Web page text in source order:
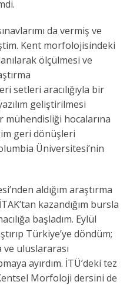
da vermiş ve
Kent morfolojisindeki
ölçülmesi ve
setleri aracılığıyla bir
geliştirilmesi
hocalarına
geri dönüşleri
Üniversitesi’nin
aldığım araştırma
kazandığım bursla
başladım. Eylül
Türkiye’ye döndüm;
ve uluslararası
ayırdım. İTÜ’deki tez
Morfoloji dersini de